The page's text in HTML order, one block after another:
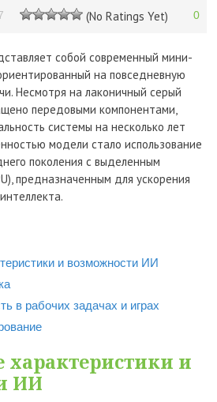
(No Ratings Yet) 0
собой современный мини-
на повседневную
Несмотря на лаконичный серый
передовыми компонентами,
системы на несколько лет
модели стало использование
поколения с выделенным
предназначенным для ускорения
и возможности ИИ
в рабочих задачах и играх
характеристики и
ИИ